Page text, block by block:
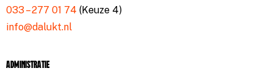
033 – 277 01 74 (Keuze 4)
info@dalukt.nl
Administratie